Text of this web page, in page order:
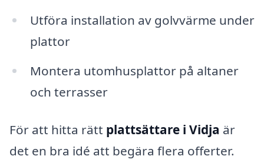
Utföra installation av golvvärme under
plattor
Montera utomhusplattor på altaner
och terrasser
För att hitta rätt plattsättare i Vidja är
det en bra idé att begära flera offerter.